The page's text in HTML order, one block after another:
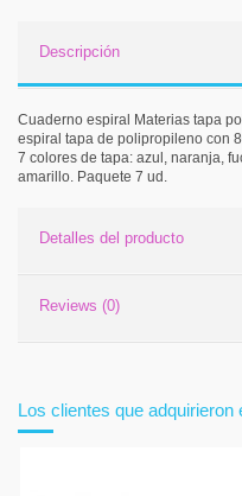
Descripción
Cuaderno espiral Materias tapa
espiral tapa de polipropileno con
7 colores de tapa: azul, naranja,
amarillo. Paquete 7 ud.
Detalles del producto
Reviews (0)
Los clientes que